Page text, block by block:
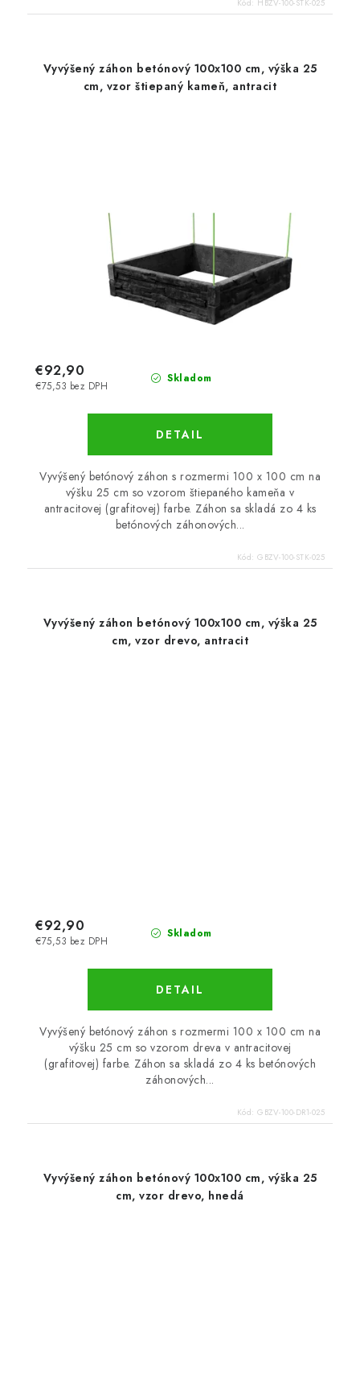
Kód: HBZV-100-STK-025
Vyvýšený záhon betónový 100x100 cm, výška 25
cm, vzor štiepaný kameň, antracit
Skladom
€75,53 bez DPH
€92,90
DETAIL
Vyvýšený betónový záhon s rozmermi 100 x 100 cm na
výšku 25 cm so vzorom štiepaného kameňa v
antracitovej (grafitovej) farbe. Záhon sa skladá zo 4 ks
betónových záhonových...
Kód: GBZV-100-STK-025
Vyvýšený záhon betónový 100x100 cm, výška 25
cm, vzor drevo, antracit
Skladom
€75,53 bez DPH
€92,90
DETAIL
Vyvýšený betónový záhon s rozmermi 100 x 100 cm na
výšku 25 cm so vzorom dreva v antracitovej
(grafitovej) farbe. Záhon sa skladá zo 4 ks betónových
záhonových...
Kód: GBZV-100-DR1-025
Vyvýšený záhon betónový 100x100 cm, výška 25
cm, vzor drevo, hnedá